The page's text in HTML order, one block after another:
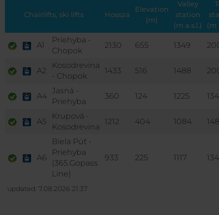
Chairlifts, ski lifts Hossza
Elevation
(m)
Valley
station
(m a.s.l.)
(m
A1
Priehyba -
Chopok
2130 655 1349
A2
Kosodrevina
- Chopok
1433 516 1488
A4
Jasná -
Priehyba
360 124 1225
A5
Krupová -
Kosodrevina
1212 404 1084
A6
Biela Púť -
Priehyba
(365.Gopass
Line)
933 225 1117
updated: 7.08.2026 21:37